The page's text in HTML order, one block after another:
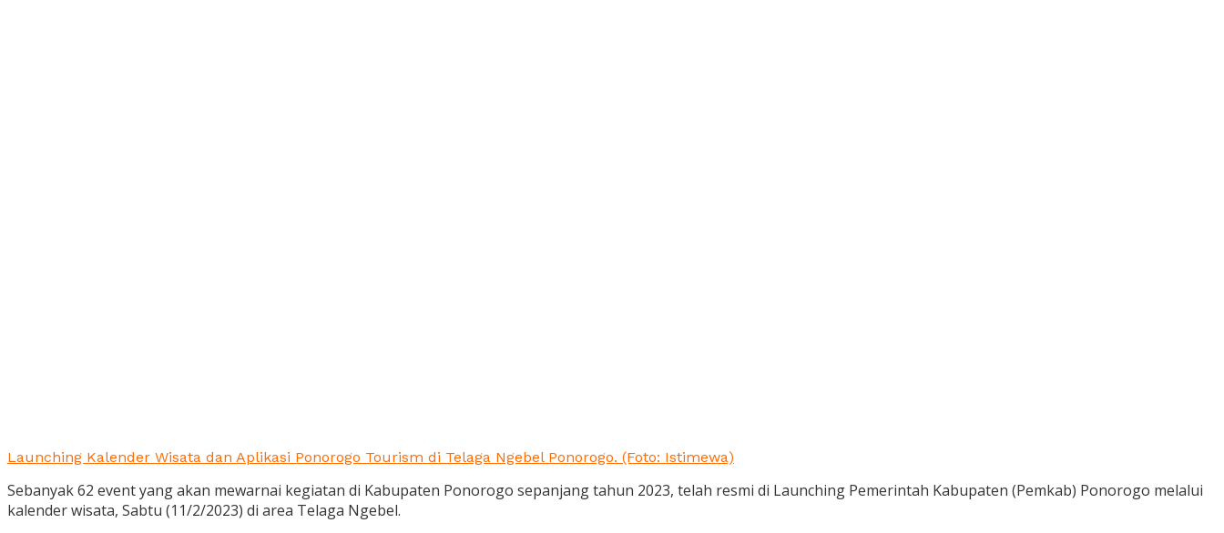
Launching Kalender Wisata dan Aplikasi Ponorogo Tourism di Telaga Ngebel Ponorogo. (Foto: Istimewa)
Sebanyak 62 event yang akan mewarnai kegiatan di Kabupaten Ponorogo sepanjang tahun 2023, telah resmi di Launching Pemerintah Kabupaten (Pemkab) Ponorogo melalui
kalender wisata, Sabtu (11/2/2023) di area Telaga Ngebel.